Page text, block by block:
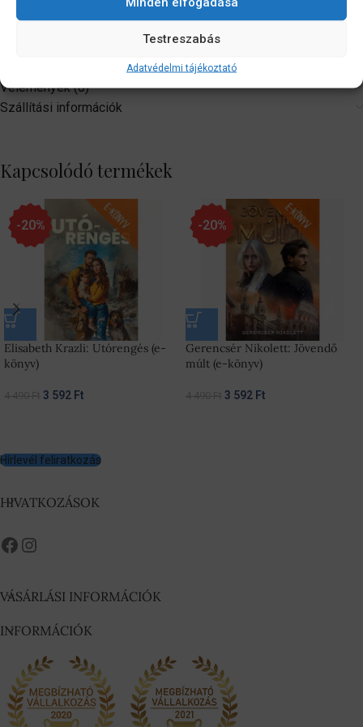
Testreszabás
Adatvédelmi tájékoztató
A III. rész címe: Visszatérés Isztambulba
Vélemények (0)
Szállítási információk
Kapcsolódó termékek
-20%
Elisabeth Krazli: Utórengés (e-
könyv)
3 592 Ft
-20%
Gerencsér Nikolett: Jövendő
múlt (e-könyv)
3 592 Ft
Hírlevél feliratkozás
HIVATKOZÁSOK
VÁSÁRLÁSI INFORMÁCIÓK
INFORMÁCIÓK